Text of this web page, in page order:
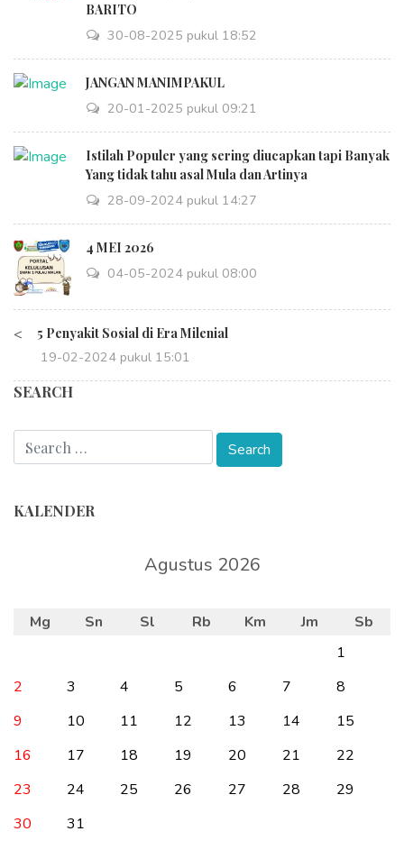
BARITO
30-08-2025 pukul 18:52
JANGAN MANIMPAKUL
20-01-2025 pukul 09:21
Istilah Populer yang sering diucapkan tapi Banyak
Yang tidak tahu asal Mula dan Artinya
28-09-2024 pukul 14:27
4 MEI 2026
04-05-2024 pukul 08:00
< 5 Penyakit Sosial di Era Milenial
19-02-2024 pukul 15:01
SEARCH
KALENDER
Agustus 2026
Mg Sn Sl Rb Km Jm
Sb
1
2
3 4 5 6 7
8
9
10 11 12 13 14
15
16
17 18 19 20 21
22
23
24 25 26 27 28
29
30
31